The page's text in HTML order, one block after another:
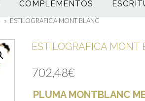
COMPLEMENTOS
» ESTILOGRAFICA MONT BLANC
ESTILOGRAFICA MONT
702,48€
PLUMA MONTBLANC